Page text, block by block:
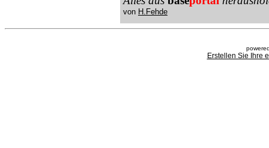
von H.Fehde
Erstellen Sie Ihre